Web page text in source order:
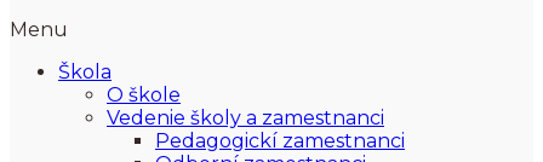
Menu
Škola
O škole
Vedenie školy a zamestnanci
Pedagogickí zamestnanci